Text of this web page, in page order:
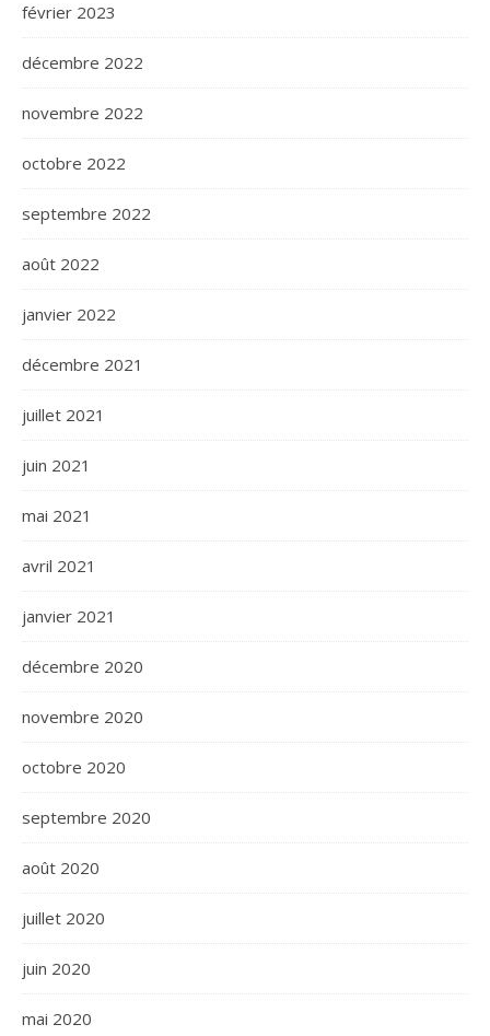
février 2023
décembre 2022
novembre 2022
octobre 2022
septembre 2022
août 2022
janvier 2022
décembre 2021
juillet 2021
juin 2021
mai 2021
avril 2021
janvier 2021
décembre 2020
novembre 2020
octobre 2020
septembre 2020
août 2020
juillet 2020
juin 2020
mai 2020